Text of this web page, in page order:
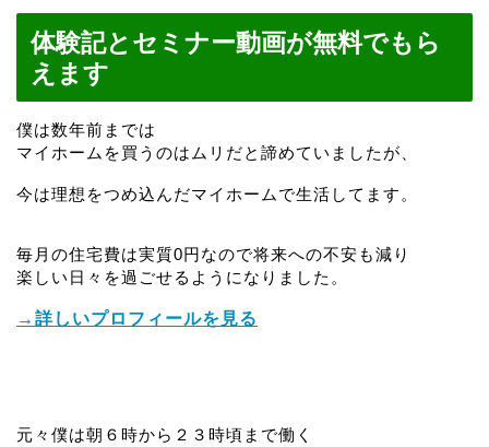
体験記とセミナー動画が無料でもら
えます
僕は数年前までは
マイホームを買うのはムリだと諦めていましたが、
今は理想をつめ込んだマイホームで生活してます。
毎月の住宅費は実質0円なので将来への不安も減り
楽しい日々を過ごせるようになりました。
→詳しいプロフィールを見る
元々僕は朝６時から２３時頃まで働く